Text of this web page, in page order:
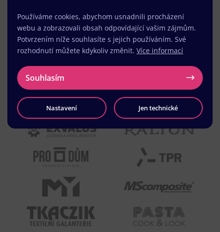
Používáme cookies, abychom usnadnili procházení
webu a zobrazovali obsah odpovídající vašim zájmům.
Potvrzením níže souhlasíte s jejich používáním. Své
rozhodnutí můžete kdykoliv změnit. Více informací
Souhlasím
Nastavení Jen technické